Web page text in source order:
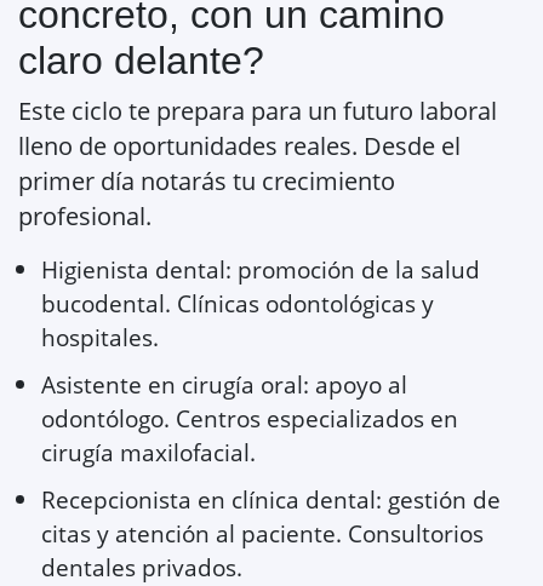
concreto, con un camino
claro delante?
Este ciclo te prepara para un futuro laboral
lleno de oportunidades reales. Desde el
primer día notarás tu crecimiento
profesional.
Higienista dental: promoción de la salud
bucodental. Clínicas odontológicas y
hospitales.
Asistente en cirugía oral: apoyo al
odontólogo. Centros especializados en
cirugía maxilofacial.
Recepcionista en clínica dental: gestión de
citas y atención al paciente. Consultorios
dentales privados.